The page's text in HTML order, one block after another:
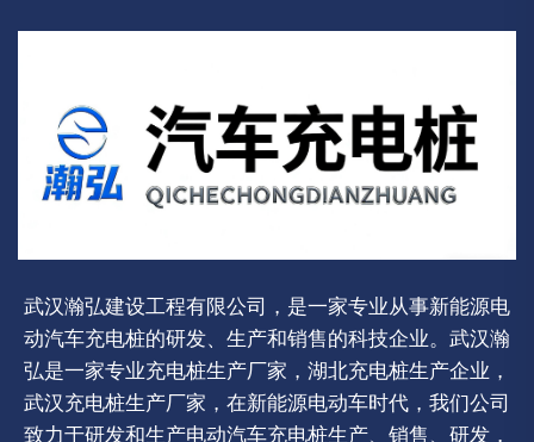
武汉瀚弘建设工程有限公司，是一家专业从事新能源电
动汽车充电桩的研发、生产和销售的科技企业。武汉瀚
弘是一家专业充电桩生产厂家，湖北充电桩生产企业，
武汉充电桩生产厂家，在新能源电动车时代，我们公司
致力于研发和生产电动汽车充电桩生产、销售、研发，